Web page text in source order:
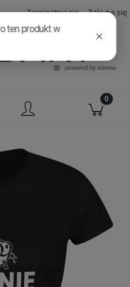
Zarejestruj się Zaloguj się